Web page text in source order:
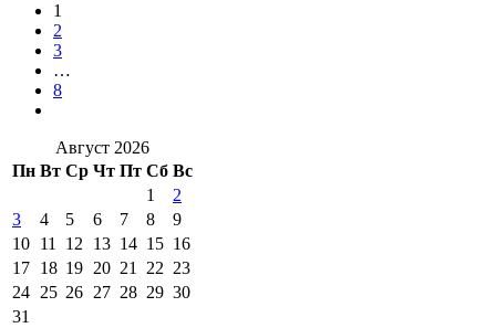
1
2
3
…
8
Август 2026
Пн Вт Ср Чт Пт Сб Вс
1
2
3
4 5 6 7 8
9
10 11 12 13 14 15 16
17 18 19 20 21 22 23
24 25 26 27 28 29 30
31